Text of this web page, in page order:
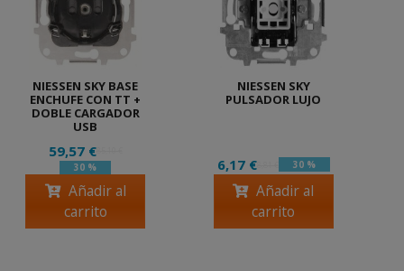
NIESSEN SKY BASE
ENCHUFE CON TT +
DOBLE CARGADOR
USB
59,57 €85,10 €
30 %
Añadir al
carrito
NIESSEN SKY
PULSADOR LUJO
6,17 €8,81 € 30 %
Añadir al
carrito